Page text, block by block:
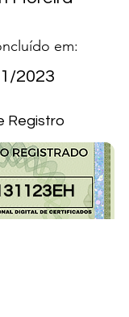
em:
2023
Registro